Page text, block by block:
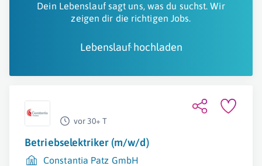
Dein Lebenslauf sagt uns, was du suchst. Wir
zeigen dir die richtigen Jobs.
Lebenslauf hochladen
vor 30+ T
Betriebselektriker (m/w/d)
Constantia Patz GmbH